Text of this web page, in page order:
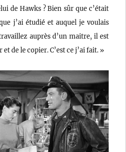
de Hawks ? Bien sûr que c’était
j’ai étudié et auquel je voulais
auprès d’un maitre, il est
de le copier. C’est ce j’ai fait. »